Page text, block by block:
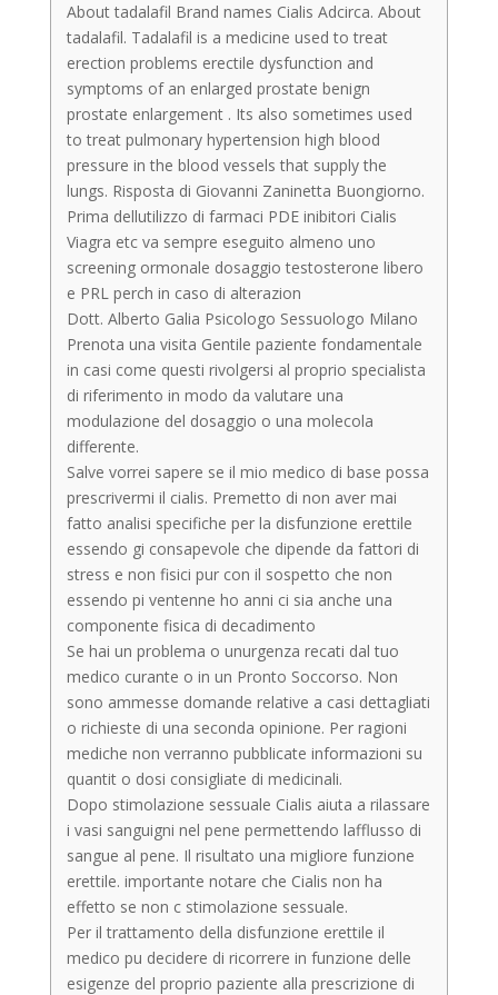
About tadalafil Brand names Cialis Adcirca. About
tadalafil. Tadalafil is a medicine used to treat
erection problems erectile dysfunction and
symptoms of an enlarged prostate benign
prostate enlargement . Its also sometimes used
to treat pulmonary hypertension high blood
pressure in the blood vessels that supply the
lungs. Risposta di Giovanni Zaninetta Buongiorno.
Prima dellutilizzo di farmaci PDE inibitori Cialis
Viagra etc va sempre eseguito almeno uno
screening ormonale dosaggio testosterone libero
e PRL perch in caso di alterazion
Dott. Alberto Galia Psicologo Sessuologo Milano
Prenota una visita Gentile paziente fondamentale
in casi come questi rivolgersi al proprio specialista
di riferimento in modo da valutare una
modulazione del dosaggio o una molecola
differente.
Salve vorrei sapere se il mio medico di base possa
prescrivermi il cialis. Premetto di non aver mai
fatto analisi specifiche per la disfunzione erettile
essendo gi consapevole che dipende da fattori di
stress e non fisici pur con il sospetto che non
essendo pi ventenne ho anni ci sia anche una
componente fisica di decadimento
Se hai un problema o unurgenza recati dal tuo
medico curante o in un Pronto Soccorso. Non
sono ammesse domande relative a casi dettagliati
o richieste di una seconda opinione. Per ragioni
mediche non verranno pubblicate informazioni su
quantit o dosi consigliate di medicinali.
Dopo stimolazione sessuale Cialis aiuta a rilassare
i vasi sanguigni nel pene permettendo lafflusso di
sangue al pene. Il risultato una migliore funzione
erettile. importante notare che Cialis non ha
effetto se non c stimolazione sessuale.
Per il trattamento della disfunzione erettile il
medico pu decidere di ricorrere in funzione delle
esigenze del proprio paziente alla prescrizione di